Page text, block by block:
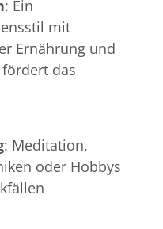
: Ein
mit
Ernährung und
das
: Meditation,
oder Hobbys